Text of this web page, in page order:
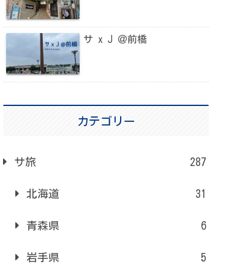
サ x J ＠前橋
カテゴリー
サ旅 287
北海道 31
青森県 6
岩手県 5